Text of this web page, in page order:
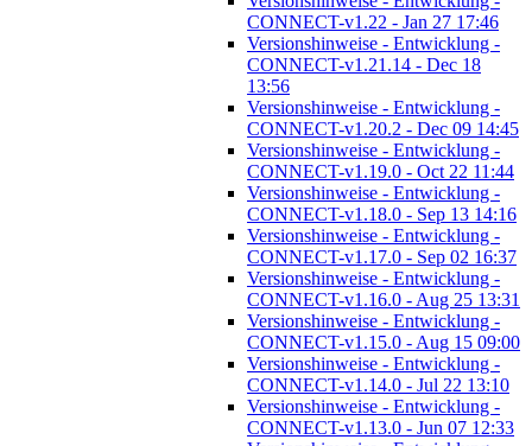
CONNECT-v1.22 - Jan 27 17:46
Versionshinweise - Entwicklung -
CONNECT-v1.21.14 - Dec 18
13:56
Versionshinweise - Entwicklung -
CONNECT-v1.20.2 - Dec 09 14:45
Versionshinweise - Entwicklung -
CONNECT-v1.19.0 - Oct 22 11:44
Versionshinweise - Entwicklung -
CONNECT-v1.18.0 - Sep 13 14:16
Versionshinweise - Entwicklung -
CONNECT-v1.17.0 - Sep 02 16:37
Versionshinweise - Entwicklung -
CONNECT-v1.16.0 - Aug 25 13:31
Versionshinweise - Entwicklung -
CONNECT-v1.15.0 - Aug 15 09:00
Versionshinweise - Entwicklung -
CONNECT-v1.14.0 - Jul 22 13:10
Versionshinweise - Entwicklung -
CONNECT-v1.13.0 - Jun 07 12:33